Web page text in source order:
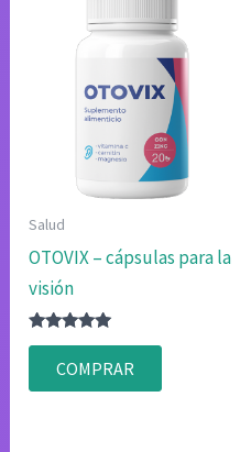
Salud
OTOVIX – cápsulas para la
visión
Valorado
4.83
de 5
COMPRAR